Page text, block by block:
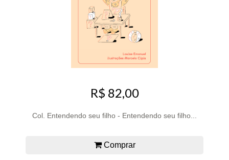
R$ 82,00
Col. Entendendo seu filho - Entendendo seu filho...
Comprar